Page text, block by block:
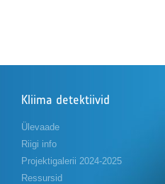
Kliima detektiivid
Ülevaade
Riigi info
Projektigalerii 2024-2025
Ressursid